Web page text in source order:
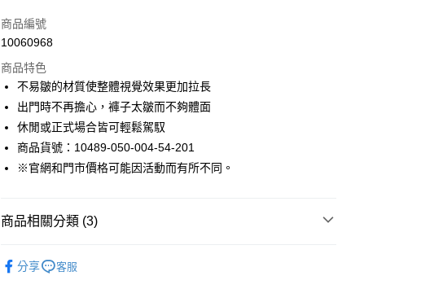
信用卡一次付款
Apple Pay
街口支付
悠遊付
Google Pay
商品編號
10060968
商品特色
不易皺的材質使整體視覺效果更加拉長
出門時不再擔心，褲子太皺而不夠體面
休閒或正式場合皆可輕鬆駕馭
商品貨號：10489-050-004-54-201
※官網和門市價格可能因活動而有所不同。
商品相關分類 (3)
分享 客服